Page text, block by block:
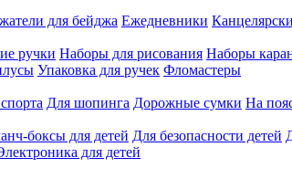
для бейджа Ежедневники
ручки Наборы для рисования Наборы
Упаковка для ручек Фломастеры
Для шопинга Дорожные сумки На
боксы для детей Для безопасности детей
для детей